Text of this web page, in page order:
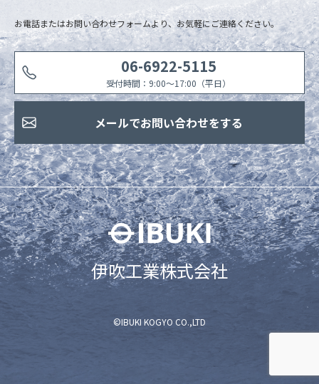
お電話またはお問い合わせフォームより、お気軽にご連絡ください。
06-6922-5115
受付時間：9:00〜17:00（平日）
メールでお問い合わせをする
伊吹工業株式会社
©IBUKI KOGYO CO.,LTD